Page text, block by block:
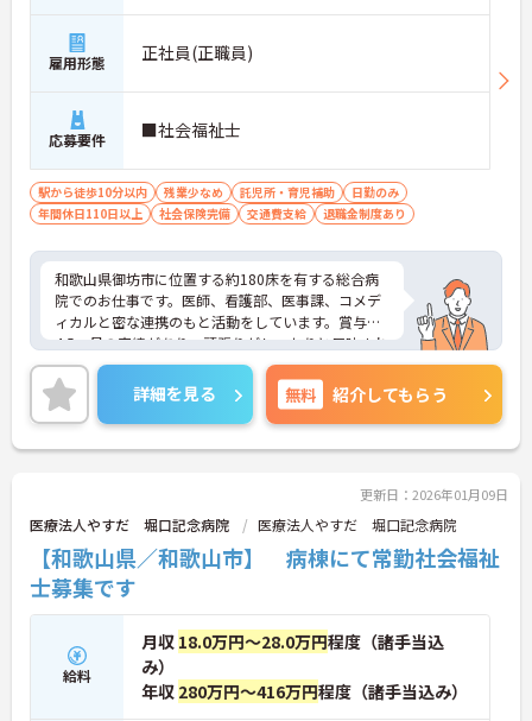
雇用形態 正社員(正職員)
応募要件 ■社会福祉士
駅から徒歩10分以内 残業少なめ 託児所・育児補助
日勤のみ
年間休日110日以上
社会保険完備 交通費支給 退職金制度あり
和歌山県御坊市に位置する約180床を有する総合病
院でのお仕事です。医師、看護部、医事課、コメデ
ィカルと密な連携のもと活動をしています。賞与は
4.5ヶ月の実績があり、頑張りがしっかりと反映され
ます。保育所も完備されており、小さなお子様がい
る方も安心です。ご興味ある方には、面接対策ポイ
ントなど、さらに詳細をお話しいたしますのでお気
軽にご相談ください！
詳細を見る 無料 紹介してもらう
更新日：2026年01月09日
医療法人やすだ 堀口記念病院 医療法人やすだ 堀口記念病院
【和歌山県／和歌山市】 病棟にて常勤社会福祉
士募集です
給料
月収 18.0万円～28.0万円程度（諸手当込
み）
年収 280万円～416万円程度（諸手当込み）